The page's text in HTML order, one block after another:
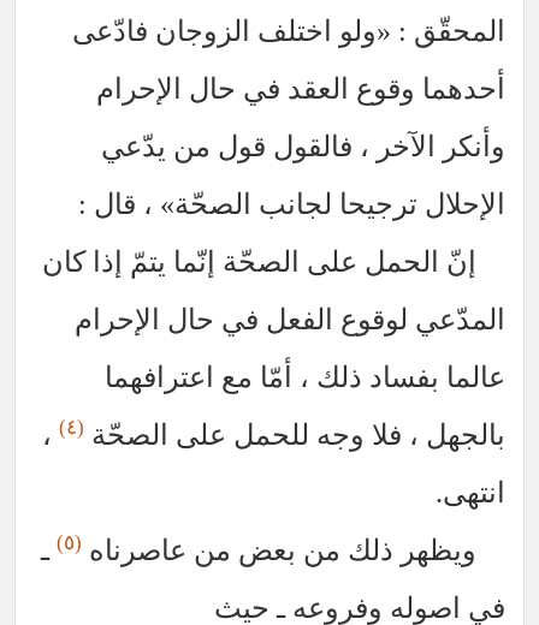
المحقّق : «ولو اختلف الزوجان فادّعى
أحدهما وقوع العقد في حال الإحرام
وأنكر الآخر ، فالقول قول من يدّعي
الإحلال ترجيحا لجانب الصحّة» ، قال :
إنّ الحمل على الصحّة إنّما يتمّ إذا كان
المدّعي لوقوع الفعل في حال الإحرام
عالما بفساد ذلك ، أمّا مع اعترافهما
بالجهل ، فلا وجه للحمل على الصحّة (٤)
،
انتهى.
ويظهر ذلك من بعض من عاصرناه (٥)
ـ
في اصوله وفروعه ـ حيث